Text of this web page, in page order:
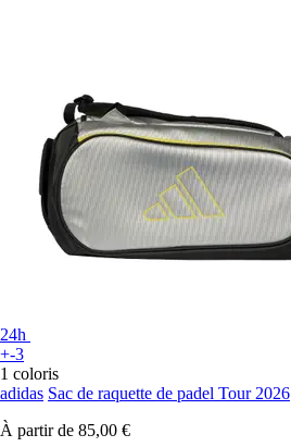
24h
+-3
1 coloris
adidas Sac de raquette de padel Tour 2026
À partir de 85,00 €